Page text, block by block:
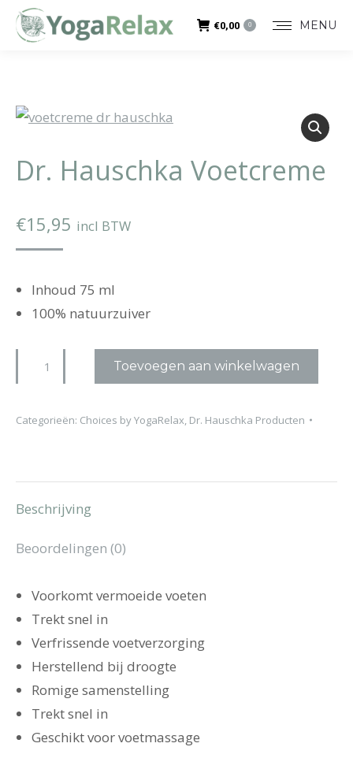
MENU
€0,00 0
Dr. Hauschka Voetcreme
€15,95 incl BTW
Inhoud 75 ml
100% natuurzuiver
Hauschka
aantal
Toevoegen aan winkelwagen
Categorieën: Choices by YogaRelax, Dr. Hauschka Producten
Beschrijving
Beoordelingen (0)
Voorkomt vermoeide voeten
Trekt snel in
Verfrissende voetverzorging
Herstellend bij droogte
Romige samenstelling
Trekt snel in
Geschikt voor voetmassage